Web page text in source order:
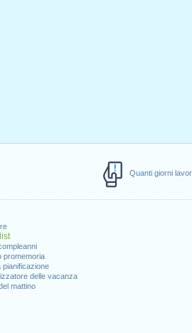
Quanti giorni
promemoria
pianificazione
delle vacanza
mattino